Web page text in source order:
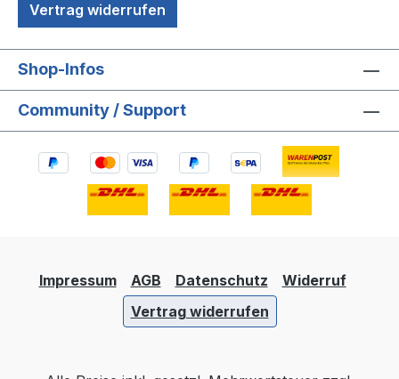
Vertrag widerrufen
Shop-Infos
Community / Support
Impressum AGB Datenschutz
Widerruf
Vertrag widerrufen